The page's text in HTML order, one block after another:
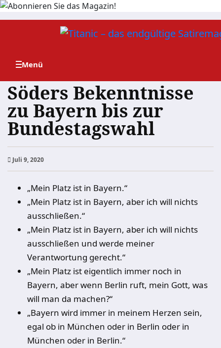
Zum
Söders Bekenntnisse
zu Bayern bis zur
Bundestagswahl
Juli 9, 2020
„Mein Platz ist in Bayern.“
„Mein Platz ist in Bayern, aber ich will nichts
ausschließen.“
„Mein Platz ist in Bayern, aber ich will nichts
ausschließen und werde meiner
Verantwortung gerecht.“
„Mein Platz ist eigentlich immer noch in
Bayern, aber wenn Berlin ruft, mein Gott, was
will man da machen?“
„Bayern wird immer in meinem Herzen sein,
egal ob in München oder in Berlin oder in
München oder in Berlin.“